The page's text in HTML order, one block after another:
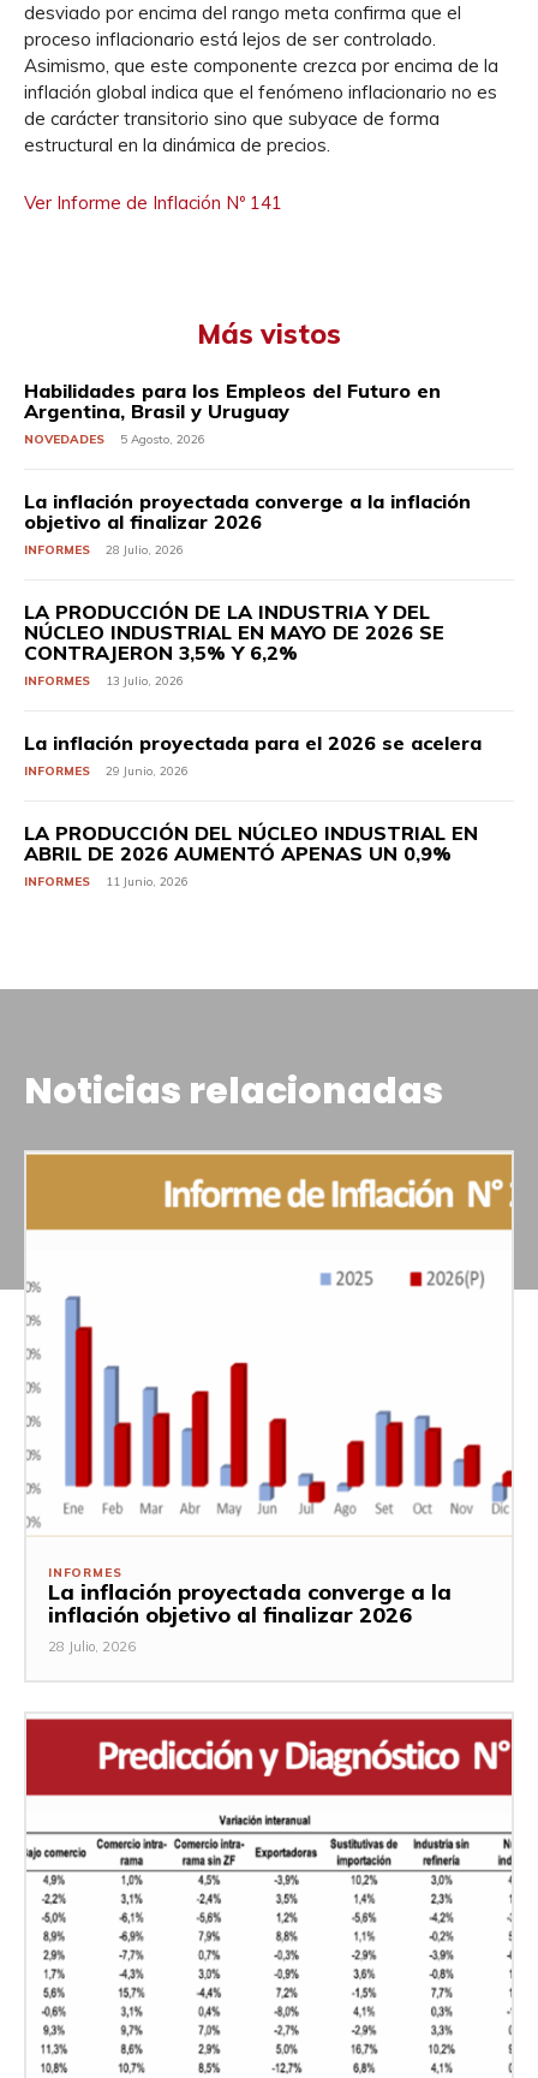
desviado por encima del rango meta confirma que el
proceso inflacionario está lejos de ser controlado.
Asimismo, que este componente crezca por encima de la
inflación global indica que el fenómeno inflacionario no es
de carácter transitorio sino que subyace de forma
estructural en la dinámica de precios.
Ver Informe de Inflación Nº 141
Más vistos
Habilidades para los Empleos del Futuro en
Argentina, Brasil y Uruguay
NOVEDADES 5 Agosto, 2026
La inflación proyectada converge a la inflación
objetivo al finalizar 2026
INFORMES 28 Julio, 2026
LA PRODUCCIÓN DE LA INDUSTRIA Y DEL
NÚCLEO INDUSTRIAL EN MAYO DE 2026 SE
CONTRAJERON 3,5% Y 6,2%
INFORMES 13 Julio, 2026
La inflación proyectada para el 2026 se acelera
INFORMES 29 Junio, 2026
LA PRODUCCIÓN DEL NÚCLEO INDUSTRIAL EN
ABRIL DE 2026 AUMENTÓ APENAS UN 0,9%
INFORMES 11 Junio, 2026
Noticias relacionadas
INFORMES
La inflación proyectada converge a la
inflación objetivo al finalizar 2026
28 Julio, 2026